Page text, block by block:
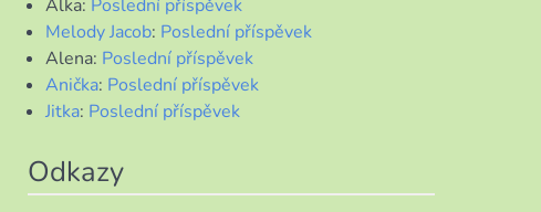
Alka: Poslední příspěvek
Melody Jacob: Poslední příspěvek
Alena: Poslední příspěvek
Anička: Poslední příspěvek
Jitka: Poslední příspěvek
Odkazy